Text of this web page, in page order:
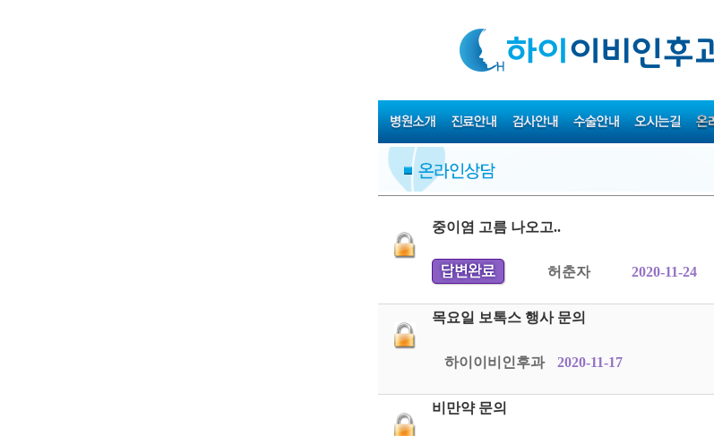
중이염 고름 나오고..
허춘자 2020-11-24
목요일 보톡스 행사 문의
하이이비인후과 2020-11-17
비만약 문의